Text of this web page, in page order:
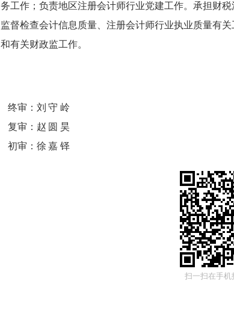
务工作；负责地区注册会计师行业党建工作。承担财
监督检查会计信息质量、注册会计师行业执业质量有
和有关财政监工作。
终审： 刘守岭
复审： 赵圆昊
初审： 徐嘉铎
扫一扫在手机